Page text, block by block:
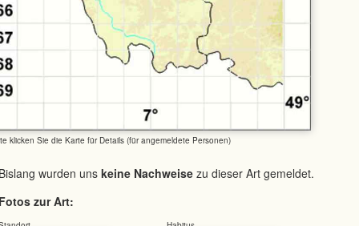
klicken Sie die Karte für Details (für angemeldete Personen)
wurden uns keine Nachweise zu dieser Art gemeldet.
zur Art: